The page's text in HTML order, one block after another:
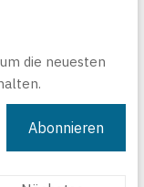
die neuesten
Abonnieren